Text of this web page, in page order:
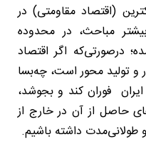
(اقتصاد مقاومتی) در
مباحث، در محدوده
درصورتی‌که اگر اقتصاد
و تولید محور است، چه‌بسا
فوران کند و بجوشد،
حاصل از آن در خارج از
طولانی‌مدت داشته باشیم.